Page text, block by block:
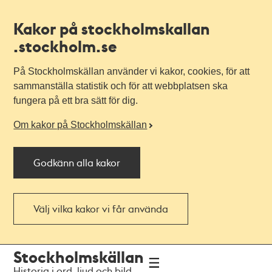
Kakor på stockholmskallan
.stockholm.se
På Stockholmskällan använder vi kakor, cookies, för att
sammanställa statistik och för att webbplatsen ska
fungera på ett bra sätt för dig.
Om kakor på Stockholmskällan
Godkänn alla kakor
Välj vilka kakor vi får använda
navigationen
huvudinnehållet
Stockholmskällan